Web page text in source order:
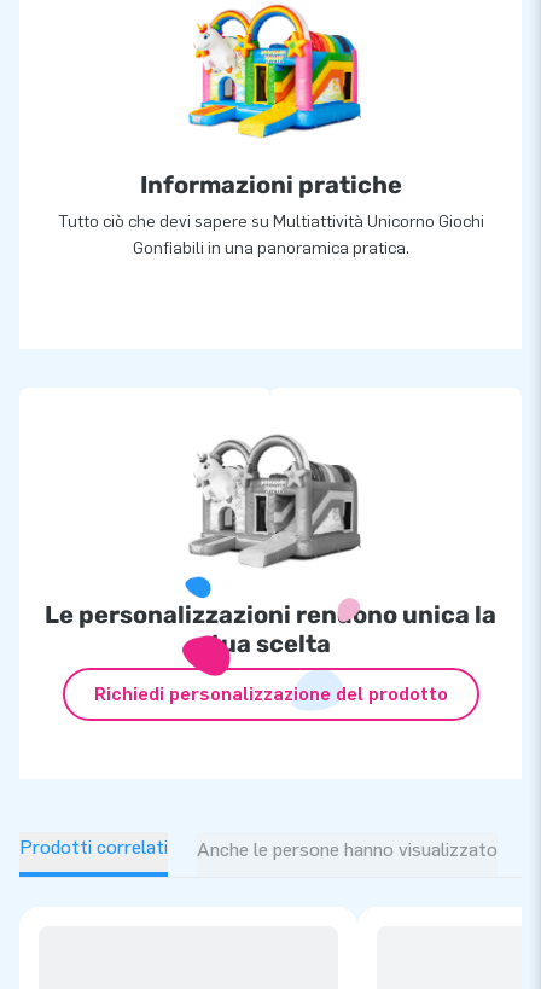
Informazioni pratiche
Tutto ciò che devi sapere su Multiattività Unicorno Giochi
Gonfiabili in una panoramica pratica.
Le personalizzazioni rendono unica la
tua scelta
Richiedi personalizzazione del prodotto
Prodotti correlati Anche le persone hanno visualizzato